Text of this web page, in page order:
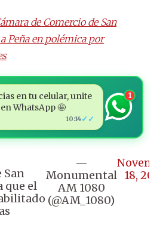
de Comercio de San
Peña en polémica por
en tu celular, unite
WhatsApp 🤩
10:14✓✓
1
San
que el
—
Monumental
AM 1080
(@AM_1080)
18, 2025